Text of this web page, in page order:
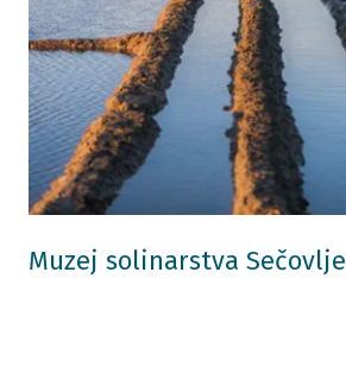
Muzej solinarstva Sečovlje